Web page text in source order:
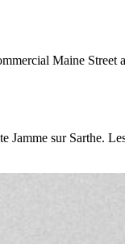
Maine Street
sur Sarthe.